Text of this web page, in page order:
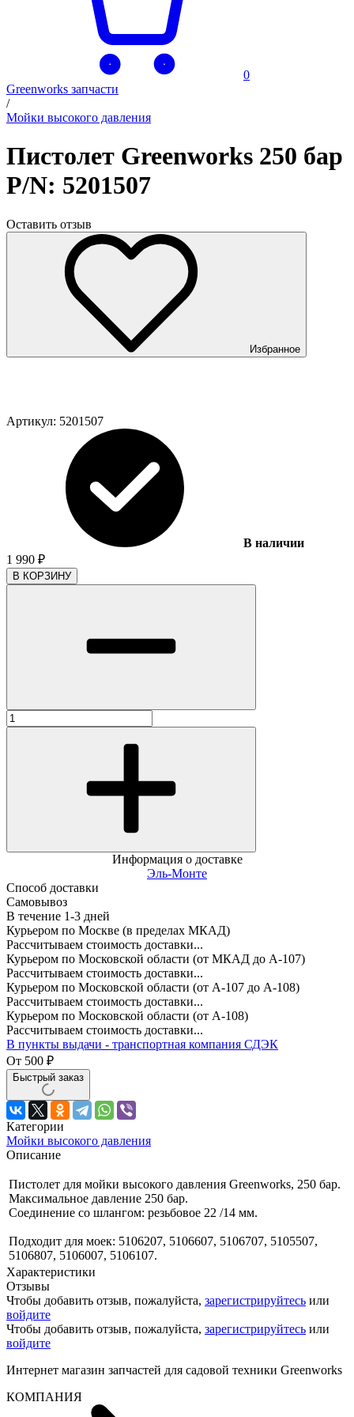
0
Greenworks запчасти
/
Мойки высокого давления
Пистолет Greenworks 250 бар
P/N: 5201507
Оставить отзыв
Избранное
Артикул: 5201507
В наличии
1 990 ₽
В КОРЗИНУ
Информация о доставке
Эль-Монте
Способ доставки
Самовывоз
В течение 1-3 дней
Курьером по Москве (в пределах МКАД)
Рассчитываем стоимость доставки...
Курьером по Московской области (от МКАД до А-107)
Рассчитываем стоимость доставки...
Курьером по Московской области (от А-107 до А-108)
Рассчитываем стоимость доставки...
Курьером по Московской области (от А-108)
Рассчитываем стоимость доставки...
В пункты выдачи - транспортная компания СДЭК
От 500 ₽
Быстрый заказ
Категории
Мойки высокого давления
Описание
Пистолет для мойки высокого давления Greenworks, 250 бар.
Максимальное давление 250 бар.
Соединение со шлангом: резьбовое 22 /14 мм.
Подходит для моек: 5106207, 5106607, 5106707, 5105507,
5106807, 5106007, 5106107.
Характеристики
Отзывы
Чтобы добавить отзыв, пожалуйста, зарегистрируйтесь или
войдите
Чтобы добавить отзыв, пожалуйста, зарегистрируйтесь или
войдите
Интернет магазин запчастей для садовой техники Greenworks
КОМПАНИЯ